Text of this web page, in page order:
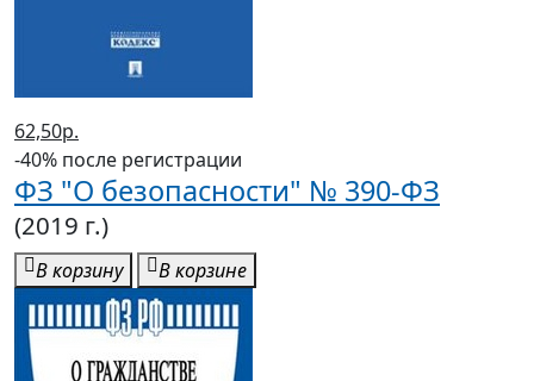
62,50р.
-40% после регистрации
ФЗ "О безопасности" № 390-ФЗ
(2019 г.)
В корзину В корзине